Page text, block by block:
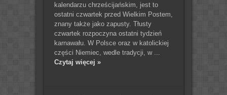
kalendarzu chrześcijańskim, jest to
ostatni czwartek przed Wielkim Postem,
znany także jako zapusty. Tłusty
czwartek rozpoczyna ostatni tydzień
karnawału. W Polsce oraz w katolickiej
części Niemiec, wedle tradycji, w ...
Czytaj więcej »